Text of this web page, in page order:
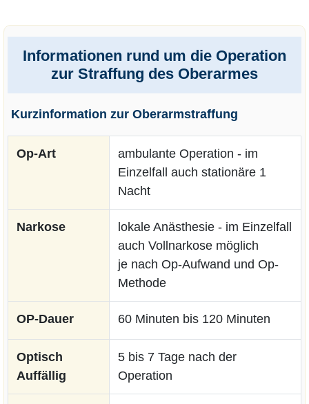
Informationen rund um die Operation
zur Straffung des Oberarmes
Kurzinformation zur Oberarmstraffung
Op-Art
ambulante Operation - im
Einzelfall auch stationäre 1
Nacht
Narkose
lokale Anästhesie - im Einzelfall
auch Vollnarkose möglich
je nach Op-Aufwand und Op-
Methode
OP-Dauer 60 Minuten bis 120 Minuten
Optisch
Auffällig
5 bis 7 Tage nach der
Operation